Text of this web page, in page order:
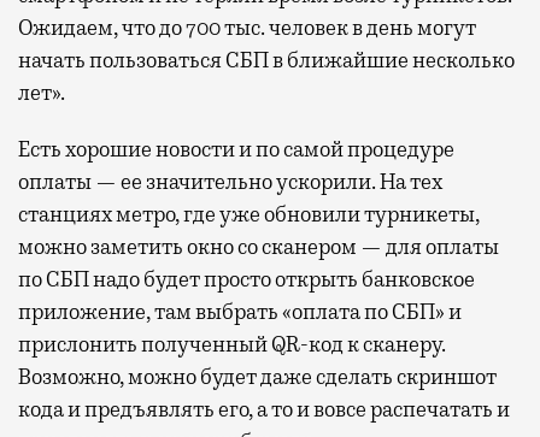
Ожидаем, что до 700 тыс. человек в день могут
начать пользоваться СБП в ближайшие несколько
лет».
Есть хорошие новости и по самой процедуре
оплаты — ее значительно ускорили. На тех
станциях метро, где уже обновили турникеты,
можно заметить окно со сканером — для оплаты
по СБП надо будет просто открыть банковское
приложение, там выбрать «оплата по СБП» и
прислонить полученный QR-код к сканеру.
Возможно, можно будет даже сделать скриншот
кода и предъявлять его, а то и вовсе распечатать и